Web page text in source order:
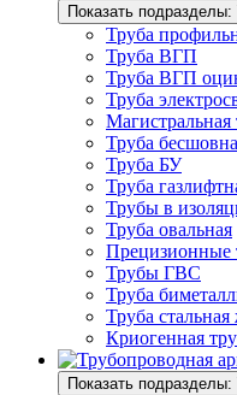
Показать
Труба
Труба ВГП
Труба ВГП
Труба
Магистральная
Труба
Труба БУ
Труба
Трубы в
Труба овальная
Прецизионные
Трубы ГВС
Труба
Труба
Криогенная
Показать